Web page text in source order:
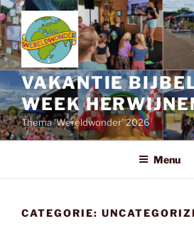
Ga
naar
de
inhoud
VAKANTIE
WEEK
Thema 'Wereldwonder' 2026
Menu
CATEGORIE: